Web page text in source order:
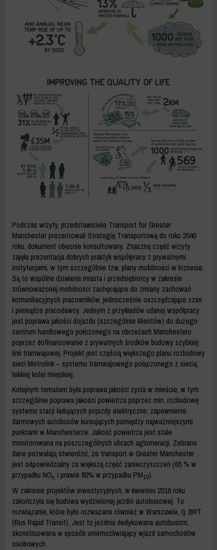
Podczas wizyty, przedstawiciele Transport for Greater
Manchester prezentowali Strategię Transportową do roku 2040
roku, dokument obecnie konsultowany. Znaczną część wizyty
zajęła prezentacja dobrych praktyk współpracy z prywatnymi
instytucjami, w tym szczególnie tzw. plany mobilności w biznesie.
Są to wspólne działania miasta i przedsiębiorcy w zakresie
zrównoważonej mobilności zachęcające do zmiany zachowań
komunikacyjnych pracowników, jednocześnie oszczędzające czas
i pieniądze pracodawcy. Jednym z przykładów udanej współpracy
jest poprawa jakości dojazdu (szczególnie klientów) do dużego
centrum handlowego położonego na obrzeżach Manchesteru
poprzez dofinansowanie z prywatnych środków budowy szybkiej
linii tramwajowej. Projekt jest częścią większego planu rozbudowy
sieci Metrolink – systemu tramwajowego połączonego z siecią
lekkiej kolei miejskiej.
Kolejnym tematem była poprawa jakości życia w mieście, w tym
szczególnie poprawa jakości powietrza poprzez min. rozbudowę
systemu stacji ładujących pojazdy elektryczne, zapewnienie
darmowych autobusów kursujących pomiędzy najważniejszymi
punktami w Manchesterze. Jakość powietrza jest stale
monitorowana na poszczególnych ulicach aglomeracji. Zebrane
dane pozwalają stwierdzić, że transport w Greater Manchester
jest odpowiedzialny za większą część zanieczyszczeń (65 % w
przypadku NOx, i prawie 80% w przypadku PM10).
W zakresie projektów inwestycyjnych, w kwietniu 2016 roku
zakończyła się budowa wydzielonej jezdni autobusowej. To
rozwiązanie, które było rozważane również w Warszawie, tj. BRT
(Bus Rapid Transit). Jest to jezdnia dedykowana autobusom,
skonstruowana w sposób uniemożliwiający wjazd samochodów
osobowych.